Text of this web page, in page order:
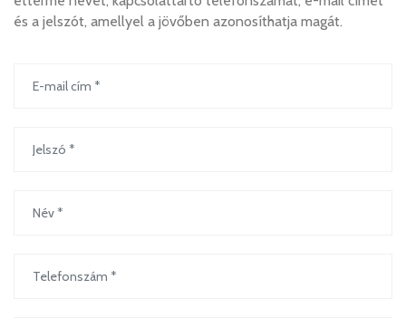
és a jelszót, amellyel a jövőben azonosíthatja magát.